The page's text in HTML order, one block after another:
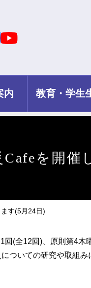
内 教育・学生
を開催
す(5月24日)
回(全12回)、原則第4
ついての研究や取組